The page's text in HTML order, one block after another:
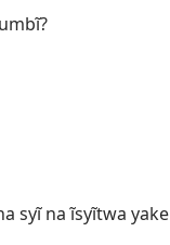
syĩ na ĩsyĩtwa yake